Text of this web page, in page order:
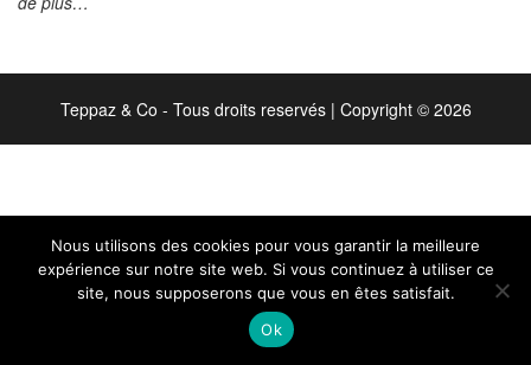
Teppaz & Co - Tous droits reservés | Copyright © 2026
Nous utilisons des cookies pour vous garantir la meilleure
expérience sur notre site web. Si vous continuez à utiliser ce
site, nous supposerons que vous en êtes satisfait.
Ok